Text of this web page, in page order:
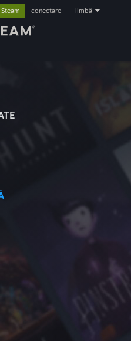
conectare limbă